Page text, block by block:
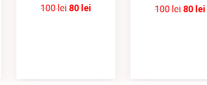
100lei 80 lei 100lei 80 lei